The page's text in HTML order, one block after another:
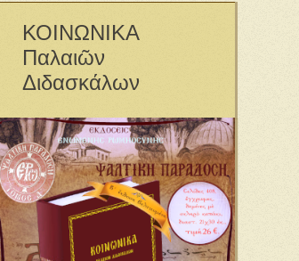
ΚΟΙΝΩΝΙΚΑ
Παλαιῶν
Διδασκάλων